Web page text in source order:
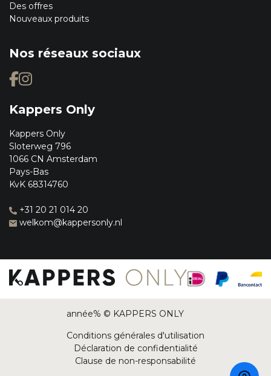
Des offres
Nouveaux produits
Nos réseaux sociaux
Kappers Only
Kappers Only
Sloterweg 796
1066 CN Amsterdam
Pays-Bas
KvK 68314760
+31 20 21 014 20
welkom@kappersonly.nl
année% © KAPPERS ONLY
Conditions générales d'utilisation
Déclaration de confidentialité
Clause de non-responsabilité